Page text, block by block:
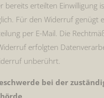
bereits erteilten Einwilligung
Für den Widerruf genügt
per E-Mail. Die
erfolgten
unberührt.
bei der